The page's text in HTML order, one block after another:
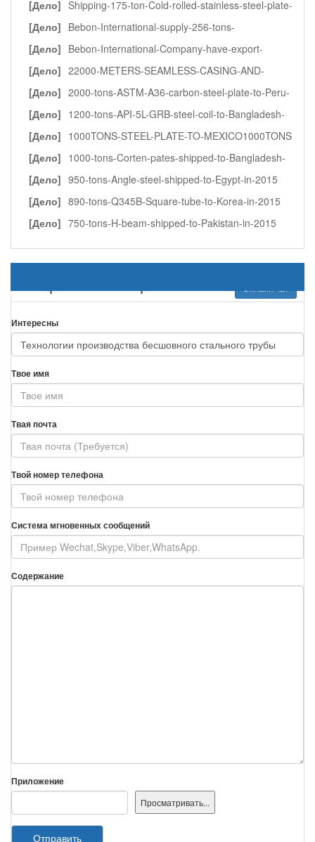
[Дело] Shipping-175-ton-Cold-rolled-stainless-steel-plate-
[Дело] Bebon-International-supply-256-tons-
[Дело] Bebon-International-Company-have-export-
2015
[Дело] 22000-METERS-SEAMLESS-CASING-AND-
[Дело] 2000-tons-ASTM-A36-carbon-steel-plate-to-Peru-
[Дело] 1200-tons-API-5L-GRB-steel-coil-to-Bangladesh-
[Дело] 1000TONS-STEEL-PLATE-TO-MEXICO1000TONS
[Дело] 1000-tons-Corten-pates-shipped-to-Bangladesh-
[Дело] 950-tons-Angle-steel-shipped-to-Egypt-in-2015
[Дело] 890-tons-Q345B-Square-tube-to-Korea-in-2015
[Дело] 750-tons-H-beam-shipped-to-Pakistan-in-2015
Отправить ваши требования
Интересны
Твое имя
Твая почта
Твой номер телефона
Система мгновенных сообщений
Содержание
Приложение
Отправить